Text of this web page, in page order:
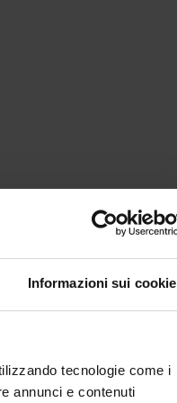
Informazioni sui cookie
tecnologie come i
annunci e contenuti
1-4)
1-4)